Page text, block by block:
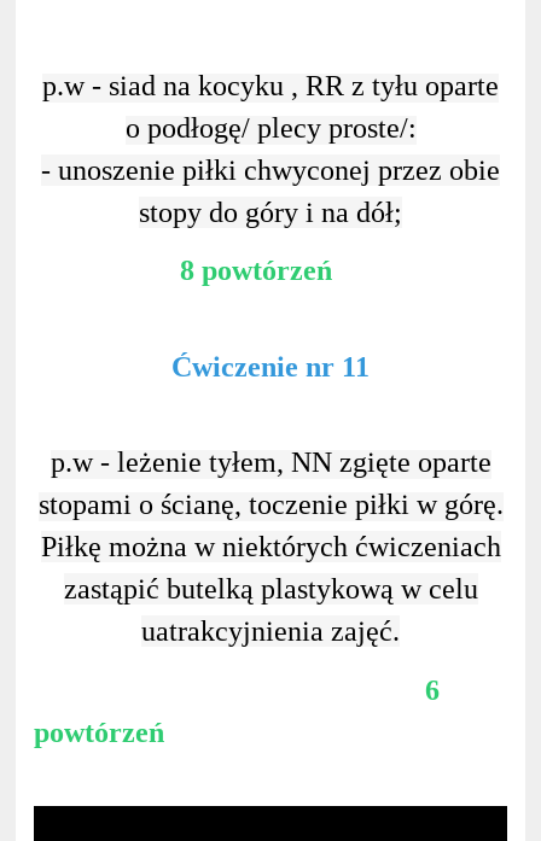
p.w - siad na kocyku , RR z tyłu oparte
o podłogę/ plecy proste/:
- unoszenie piłki chwyconej przez obie
stopy do góry i na dół;
8 powtórzeń
Ćwiczenie nr 11
p.w - leżenie tyłem, NN zgięte oparte
stopami o ścianę, toczenie piłki w górę.
Piłkę można w niektórych ćwiczeniach
zastąpić butelką plastykową w celu
uatrakcyjnienia zajęć.
6
powtórzeń